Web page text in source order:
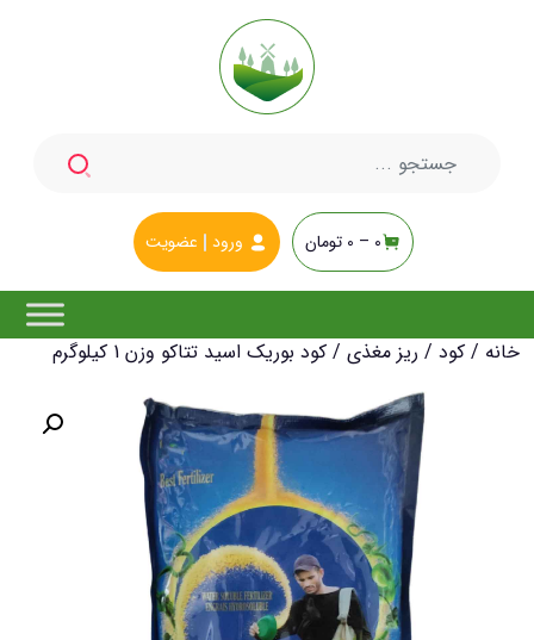
0 –
0 تومان ورود عضویت
خانه / کود / ریز مغذی / کود بوریک اسید تتاکو وزن 1 کیلوگرم